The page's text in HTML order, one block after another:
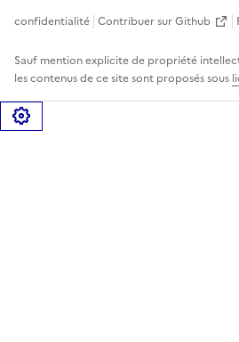
confidentialité Contribuer sur Github
Sauf mention explicite de propriété
les contenus de ce site sont proposés sous
Gérer les cookies